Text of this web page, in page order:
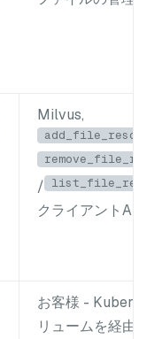
Milvus,
/
クライアントAPI
お客様 -
リュームを経由す